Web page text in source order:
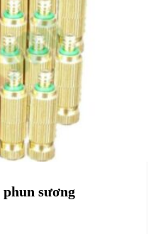
phun sương